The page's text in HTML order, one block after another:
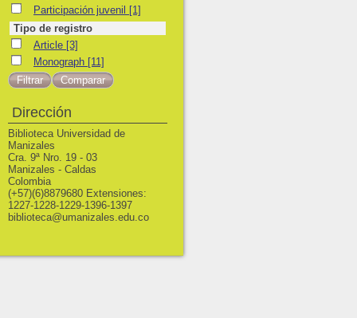
Participación juvenil
Participación juvenil
[1]
Tipo de registro
ArticleArticle [3]
Monograph
Monograph [11]
Dirección
Biblioteca Universidad de
Manizales
Cra. 9ª Nro. 19 - 03
Manizales - Caldas
Colombia
(+57)(6)8879680 Extensiones:
1227-1228-1229-1396-1397
biblioteca@umanizales.edu.co